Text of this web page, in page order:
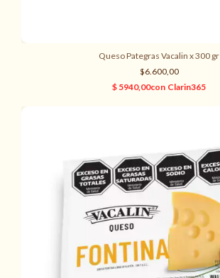
Queso Pategras Vacalin x 300 gr
$6.600,00